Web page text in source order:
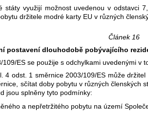
využijí možnost uvedenou v odstavci
držitele modré karty EU v různých
Článek 16
postavení dlouhodobě pobývajícího
ES se použije s odchylkami uvedenými v
odst. 1 směrnice 2003/109/ES může
sčítat doby pobytu v různých členských
jsou splněny tyto podmínky:
a nepřetržitého pobytu na území